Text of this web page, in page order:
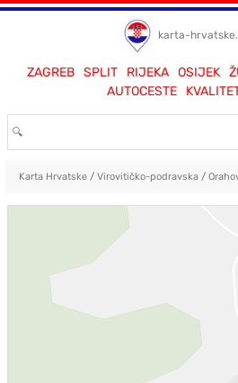
karta-
ZAGREB SPLIT RIJEKA OSIJEK
AUTOCESTE
Karta Hrvatske/ Virovitičko-podravska/